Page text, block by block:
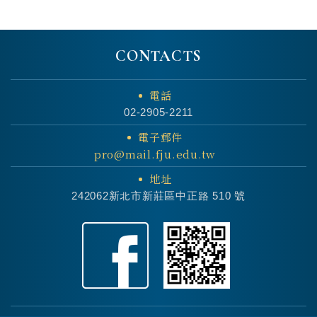
CONTACTS
電話
02-2905-2211
電子郵件
pro@mail.fju.edu.tw
地址
242062新北市新莊區中正路 510 號